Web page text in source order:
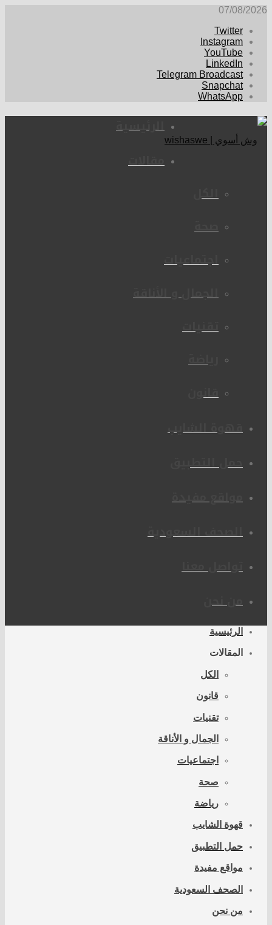
07/08/2026
Twitter
Instagram
YouTube
LinkedIn
Telegram Broadcast
Snapchat
WhatsApp
الرئيسية
مقالات
الكل
صحة
اجتماعيات
الجمال و الأناقة
تقنيات
رياضة
قانون
قهوة الشايب
حمل التطبيق
مواقع مفيدة
الصحف السعودية
تواصل معنا
من نحن
الرئيسية
المقالات
الكل
قانون
تقنيات
الجمال و الأناقة
اجتماعيات
صحة
رياضة
قهوة الشايب
حمل التطبيق
مواقع مفيدة
الصحف السعودية
من نحن